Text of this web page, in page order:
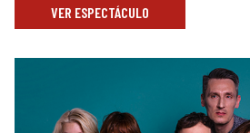
VER ESPECTÁCULO